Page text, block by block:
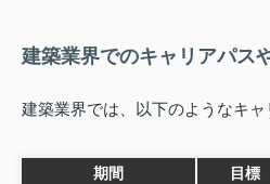
建築業界でのキャリアパス
建築業界では、以下のようなキャ
期間 目標